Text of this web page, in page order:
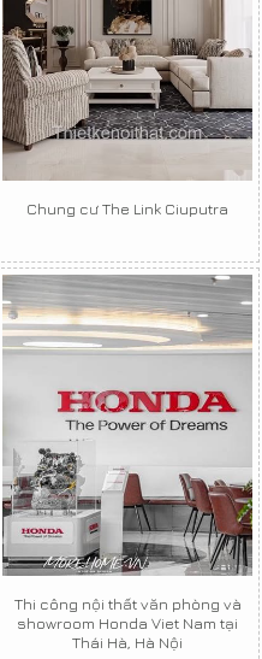
Chung cư The Link Ciuputra
Thi công nội thất văn phòng và
showroom Honda Viet Nam tại
Thái Hà, Hà Nội